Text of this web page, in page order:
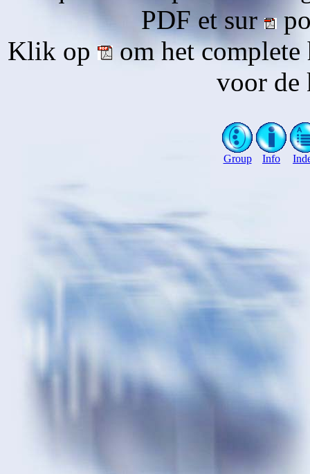
PDF et sur
Klik op
om het complete
voor de
Group Info